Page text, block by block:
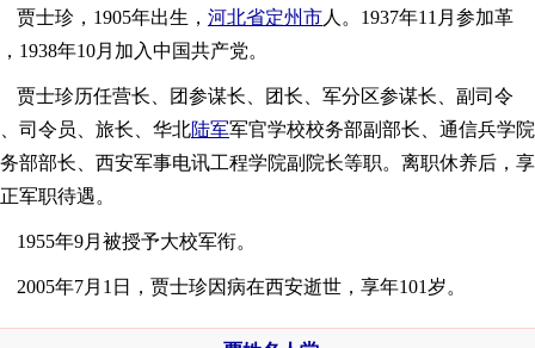
贾士珍，1905年出生， 河北省定州市人。1937年11月参加革
1938年10月加入中国共产党。
贾士珍历任营长、团参谋长、团长、军分区参谋长、副司令
司令员、旅长、华北陆军军官学校校务部副部长、通信兵学院
部部长、西安军事电讯工程学院副院长等职。离职休养后，享
军职待遇。
1955年9月被授予大校军衔。
2005年7月1日，贾士珍因病在西安逝世，享年101岁。